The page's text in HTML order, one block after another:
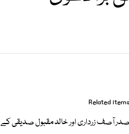
Related items
صدر آصف زرداری اور خالد مقبول صدیقی کے